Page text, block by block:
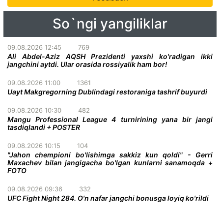
So`ngi yangiliklar
09.08.2026 12:45 769
Ali Abdel-Aziz AQSH Prezidenti yaxshi ko'radigan ikki
jangchini aytdi. Ular orasida rossiyalik ham bor!
09.08.2026 11:00 1361
Uayt Makgregorning Dublindagi restoraniga tashrif buyurdi
09.08.2026 10:30 482
Mangu Professional League 4 turnirining yana bir jangi
tasdiqlandi + POSTER
09.08.2026 10:15 104
"Jahon chempioni bo'lishimga sakkiz kun qoldi" - Gerri
Maxachev bilan jangigacha bo'lgan kunlarni sanamoqda +
FOTO
09.08.2026 09:36 332
UFC Fight Night 284. O'n nafar jangchi bonusga loyiq ko'rildi